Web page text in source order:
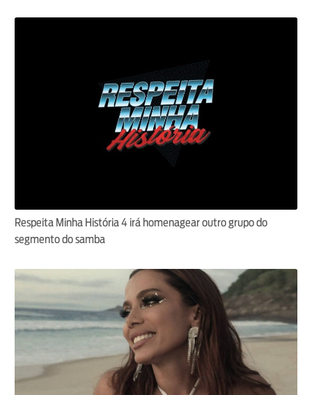
Respeita Minha História 4 irá homenagear outro grupo do
segmento do samba